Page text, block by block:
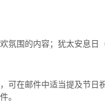
氛围的内容；犹太安息日
可在邮件中适当提及节
。